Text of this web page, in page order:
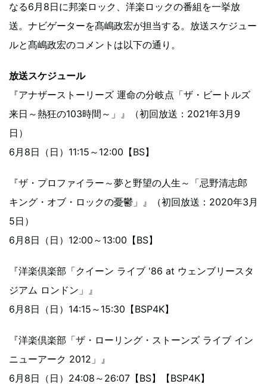
なる6月8日に邦楽ロック、洋楽ロックの番組を一挙放
送。ナビゲーターを髙嶋政宏が担当する。放送スケジュー
ルと髙嶋政宏のコメントは以下の通り。
放送スケジュール
『アナザーストーリーズ 運命の分岐点「ザ・ビートルズ
来日～熱狂の103時間～」』（初回放送：2021年3月9
日）
6月8日（日）11:15～12:00【BS】
『ザ・プロファイラー～夢と野望の人生～「忌野清志郎
キング・オブ・ロックの憂鬱」』（初回放送：2020年3月
5日）
6月8日（日）12:00～13:00【BS】
『洋楽倶楽部「クイーン ライブ '86 at ウェンブリースタ
ジアム ロンドン」』
6月8日（日）14:15～15:30【BSP4K】
『洋楽倶楽部「ザ・ローリング・ストーンズ ライブ イン
ニューアーク 2012」』
6月8日（日）24:08～26:07【BS】【BSP4K】